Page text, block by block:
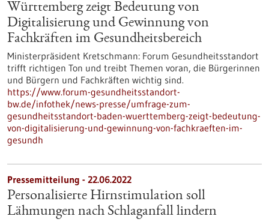
Württemberg zeigt Bedeutung von
Digitalisierung und Gewinnung von
Fachkräften im Gesundheitsbereich
Ministerpräsident Kretschmann: Forum Gesundheitsstandort
trifft richtigen Ton und treibt Themen voran, die Bürgerinnen
und Bürgern und Fachkräften wichtig sind.
https://www.forum-gesundheitsstandort-
bw.de/infothek/news-presse/umfrage-zum-
gesundheitsstandort-baden-wuerttemberg-zeigt-bedeutung-
von-digitalisierung-und-gewinnung-von-fachkraeften-im-
gesundh
Pressemitteilung - 22.06.2022
Personalisierte Hirnstimulation soll
Lähmungen nach Schlaganfall lindern